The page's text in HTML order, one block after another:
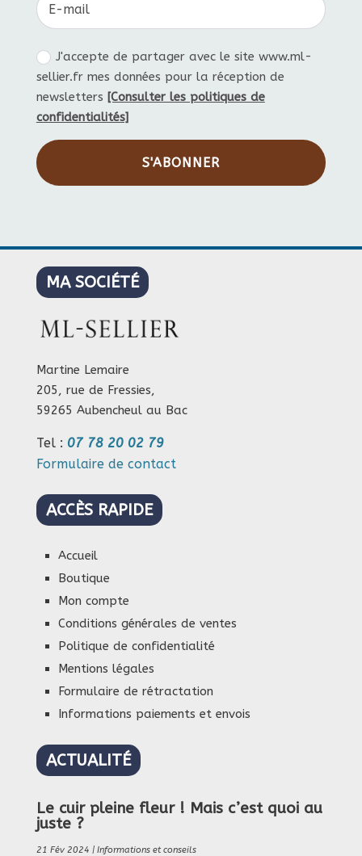
J'accepte de partager avec le site www.ml-
sellier.fr mes données pour la réception de
newsletters [Consulter les politiques de
confidentialités]
S'ABONNER
MA SOCIÉTÉ
Martine Lemaire
205, rue de Fressies,
59265 Aubencheul au Bac
Tel : 07 78 20 02 79
Formulaire de contact
ACCÈS RAPIDE
Accueil
Boutique
Mon compte
Conditions générales de ventes
Politique de confidentialité
Mentions légales
Formulaire de rétractation
Informations paiements et envois
ACTUALITÉ
Le cuir pleine fleur ! Mais c’est quoi au
juste ?
21 Fév 2024 | Informations et conseils